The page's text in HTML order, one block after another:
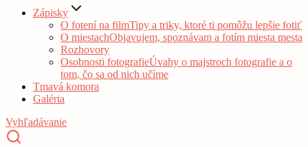
Zápisky
O fotení na filmTipy a triky, ktoré ti pomôžu lepšie fotiť
O miestachObjavujem, spoznávam a fotím miesta mesta
Rozhovory
Osobnosti fotografieÚvahy o majstroch fotografie a o
tom, čo sa od nich učíme
Tmavá komora
Galéria
Vyhľadávanie